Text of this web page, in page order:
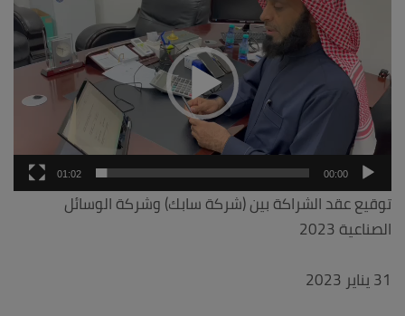
00:00
01:02
توقيع عقد الشراكة بين (شركة سابك) وشركة الوسائل
الصناعية 2023
31 يناير 2023